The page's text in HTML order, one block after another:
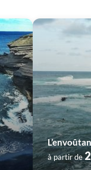
à partir de